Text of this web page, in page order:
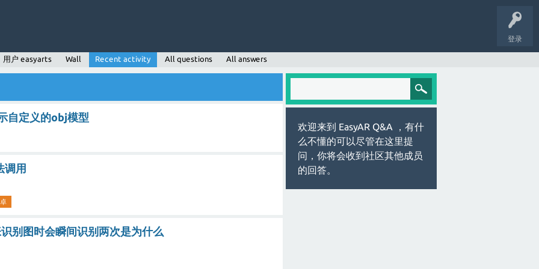
登录
用户 easyarts Wall Recent activity All questions All answers
自定义的obj模型
调用
别图时会瞬间识别两次是为什么
欢迎来到 EasyAR Q&A ，有什
么不懂的可以尽管在这里提
问，你将会收到社区其他成员
的回答。